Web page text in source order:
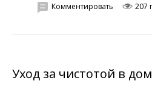
Комментировать
207
Уход за чистотой в